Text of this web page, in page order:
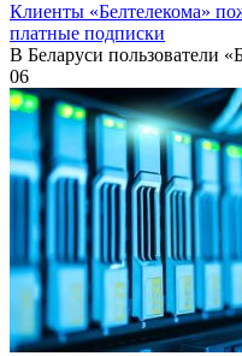
Клиенты «Белтелекома»
платные подписки
В Беларуси пользователи
06